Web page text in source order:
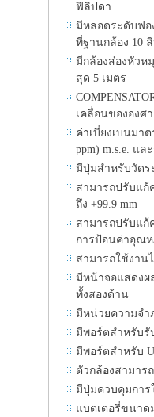
ฟิลิปดา
มีหลอดระดับฟอ
ที่ฐานกล้อง 10
มีกล้องส่องหัวห
สุด 5 เมตร
เคลื่อนขององศ
ค่าเบี่ยงเบนมา
ppm) m.s.e. แล
มีปุ่มสำหรับวัดร
สามารถปรับแก้
ถึง +99.9 mm
สามารถปรับแก้
การป้อนค่าอุณห
สามารถใช้งาน
มีหน้าจอแสดงผ
ทั้งสองด้าน
มีหน่วยความจำ
มีพอร์ตสำหรับรั
มีพอร์ตสำหรับ
ตัวกล้องสามาร
มีปุ่มควบคุมการ
แบตเตอรี่ขนาด